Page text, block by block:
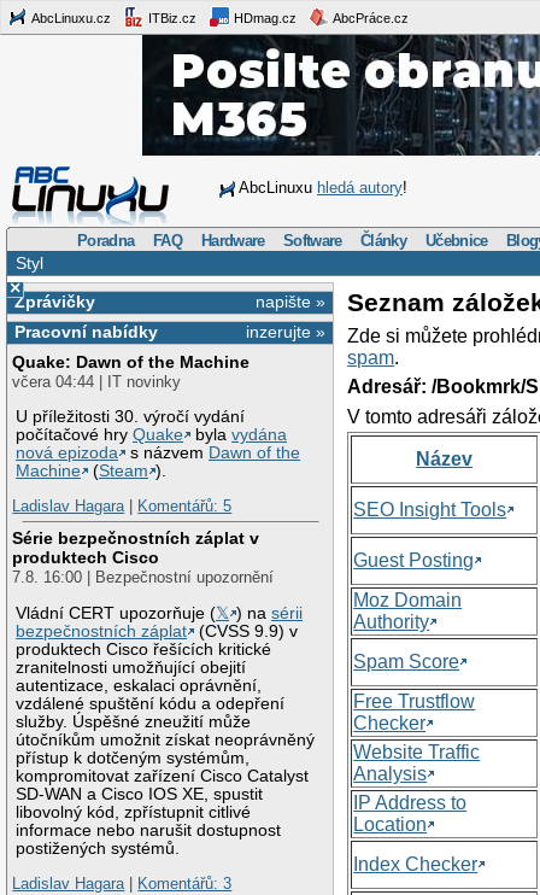
AbcLinuxu.cz ITBiz.cz HDmag.cz AbcPráce.cz
AbcLinuxu hledá autory!
Poradna FAQ Hardware Software Články Učebnice
Styl
×
napište »
Zprávičky
inzerujte »
Pracovní nabídky
Quake: Dawn of the Machine
včera 04:44 | IT novinky
U příležitosti 30. výročí vydání
počítačové hryQuake bylavydána
nová epizoda
s názvem Dawn of the
Machine
(Steam ).
Ladislav Hagara| Komentářů: 5
Série bezpečnostních záplat v
produktech Cisco
7.8. 16:00 | Bezpečnostní upozornění
Vládní CERT upozorňuje (𝕏 ) nasérii
bezpečnostních záplat
(CVSS 9.9) v
produktech Cisco řešících kritické
zranitelnosti umožňující obejití
autentizace, eskalaci oprávnění,
vzdálené spuštění kódu a odepření
služby. Úspěšné zneužití může
útočníkům umožnit získat neoprávněný
přístup k dotčeným systémům,
kompromitovat zařízení Cisco Catalyst
SD-WAN a Cisco IOS XE, spustit
libovolný kód, zpřístupnit citlivé
informace nebo narušit dostupnost
postižených systémů.
Ladislav Hagara| Komentářů: 3
Seznam
Zde si můžete
spam.
Adresář: /Bookmrk/
V tomto adresáři
Název
SEO Insight Tools
Guest Posting
Moz Domain
Authority
Spam Score
Free Trustflow
Checker
Website Traffic
Analysis
IP Address to
Location
Index Checker